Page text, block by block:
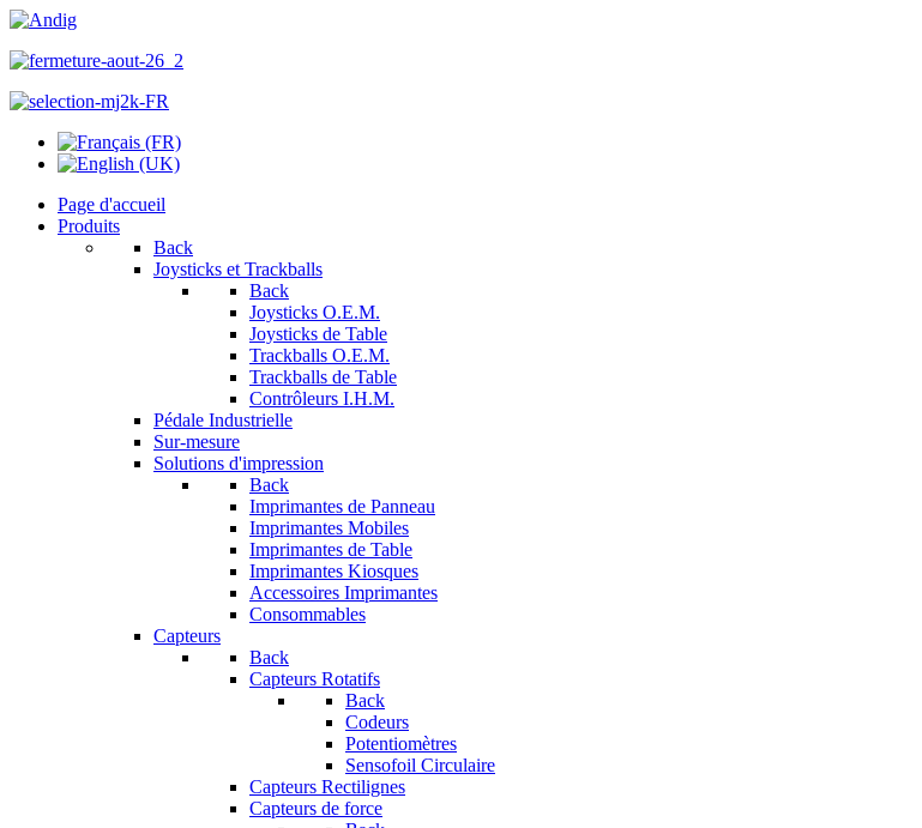
Page d'accueil
Produits
Back
Joysticks et Trackballs
Back
Joysticks O.E.M.
Joysticks de Table
Trackballs O.E.M.
Trackballs de Table
Contrôleurs I.H.M.
Pédale Industrielle
Sur-mesure
Solutions d'impression
Back
Imprimantes de Panneau
Imprimantes Mobiles
Imprimantes de Table
Imprimantes Kiosques
Accessoires Imprimantes
Consommables
Capteurs
Back
Capteurs Rotatifs
Back
Codeurs
Potentiomètres
Sensofoil Circulaire
Capteurs Rectilignes
Capteurs de force